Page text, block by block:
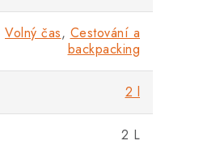
Volný čas, Cestování a
backpacking
2 l
2 L